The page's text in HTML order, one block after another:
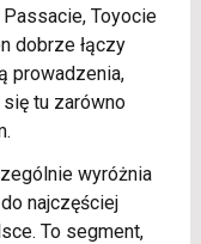
Toyocie
dobrze łączy
prowadzenia,
tu zarówno
wyróżnia
najczęściej
To segment,